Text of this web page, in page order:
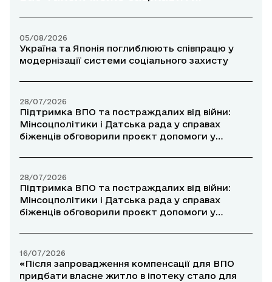
05/08/2026
Україна та Японія поглиблюють співпрацю у
модернізації системи соціального захисту
28/07/2026
Підтримка ВПО та постраждалих від війни:
Мінсоцполітики і Датська рада у справах
біженців обговорили проєкт допомоги у
28/07/2026
Підтримка ВПО та постраждалих від війни:
Мінсоцполітики і Датська рада у справах
біженців обговорили проєкт допомоги у
16/07/2026
«Після запровадження компенсації для ВПО
придбати власне житло в іпотеку стало для